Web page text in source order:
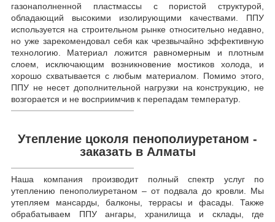
газонаполненной пластмассы с пористой структурой,
обладающий высокими изолирующими качествами. ППУ
используется на строительном рынке относительно недавно,
но уже зарекомендовал себя как чрезвычайно эффективную
технологию. Материал ложится равномерным и плотным
слоем, исключающим возникновение мостиков холода, и
хорошо схватывается с любым материалом. Помимо этого,
ППУ не несет дополнительной нагрузки на конструкцию, не
возгорается и не восприимчив к перепадам температур.
Утепление цоколя пенополиуретаном -
заказать в Алматы
Наша компания производит полный спектр услуг по
утеплению пенополиуретаном – от подвала до кровли. Мы
утепляем мансарды, балконы, террасы и фасады. Также
обрабатываем ППУ ангары, хранилища и склады, где